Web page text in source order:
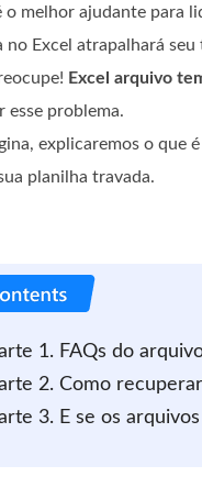
o melhor ajudante para
no Excel atrapalhará
Excel arquivo
esse problema.
explicaremos o que
planilha travada.
1. FAQs do
2. Como
3. E se os